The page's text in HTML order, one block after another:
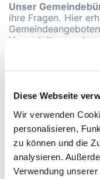
Diese Webseite
Wir verwenden
personalisieren,
zu können und die
analysieren.
Verwendung
Unser
ihre Fragen. Hier
Wir sind für Sie da:
Unsere
Fon: 0209-32067
Fax: 0209-33448
ge.wat-kg-